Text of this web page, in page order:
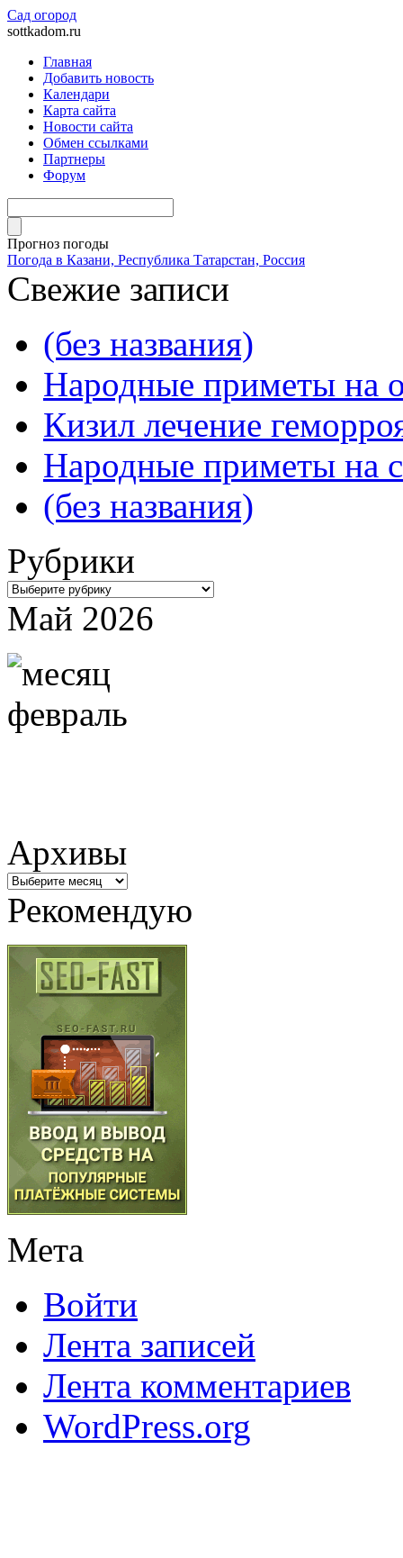
Сад огород
sottkadom.ru
Главная
Добавить новость
Календари
Карта сайта
Новости сайта
Обмен ссылками
Партнеры
Форум
Прогноз погоды
Погода в Казани, Республика Татарстан, Россия
Свежие записи
(без названия)
Народные приметы на
Кизил лечение
Народные приметы на
(без названия)
Рубрики
Рубрики
Май 2026
Архивы
Архивы
Рекомендую
Мета
Войти
Лента записей
Лента комментариев
WordPress.org